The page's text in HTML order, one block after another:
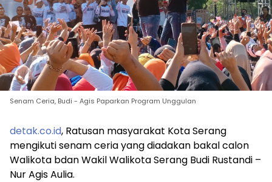
Senam Ceria, Budi - Agis Paparkan Program Unggulan
detak.co.id, Ratusan masyarakat Kota Serang
mengikuti senam ceria yang diadakan bakal calon
Walikota bdan Wakil Walikota Serang Budi Rustandi –
Nur Agis Aulia.